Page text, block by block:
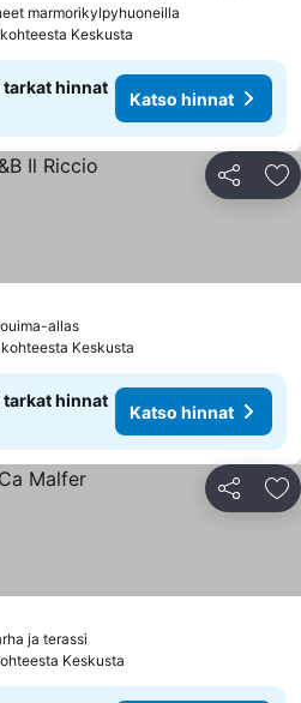
marmorikylpyhuoneilla
Keskusta
tarkat hinnat
Katso hinnat
Jaa
allas
Keskusta
tarkat hinnat
Katso hinnat
Jaa
ja terassi
Keskusta